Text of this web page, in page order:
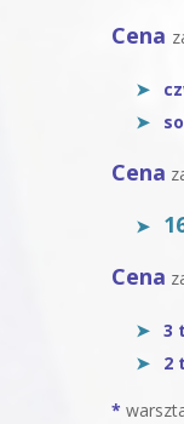
Cena
Cena
Cena
3
2
*